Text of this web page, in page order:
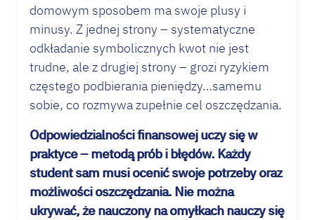
domowym sposobem ma swoje plusy i
minusy. Z jednej strony – systematyczne
odkładanie symbolicznych kwot nie jest
trudne, ale z drugiej strony – grozi ryzykiem
częstego podbierania pieniędzy…samemu
sobie, co rozmywa zupełnie cel oszczędzania.
Odpowiedzialności finansowej uczy się w
praktyce – metodą prób i błędów. Każdy
student sam musi ocenić swoje potrzeby oraz
możliwości oszczędzania. Nie można
ukrywać, że nauczony na omyłkach nauczy się